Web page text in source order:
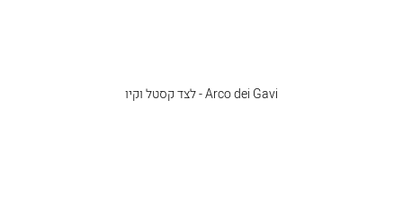
Arco dei Gavi - לצד קסטל וקיו